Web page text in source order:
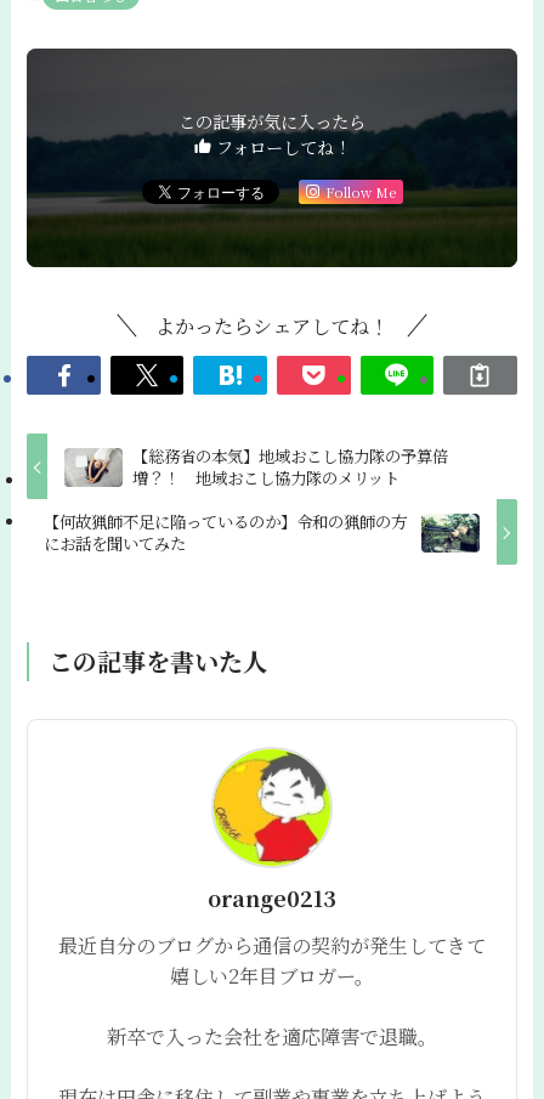
この記事が気に入ったら
フォローしてね！
Follow Me
よかったらシェアしてね！
【総務省の本気】地域おこし協力隊の予算倍
増？！ 地域おこし協力隊のメリット
【何故猟師不足に陥っているのか】令和の猟師の方
にお話を聞いてみた
この記事を書いた人
orange0213
最近自分のブログから通信の契約が発生してきて
嬉しい2年目ブロガー。
新卒で入った会社を適応障害で退職。